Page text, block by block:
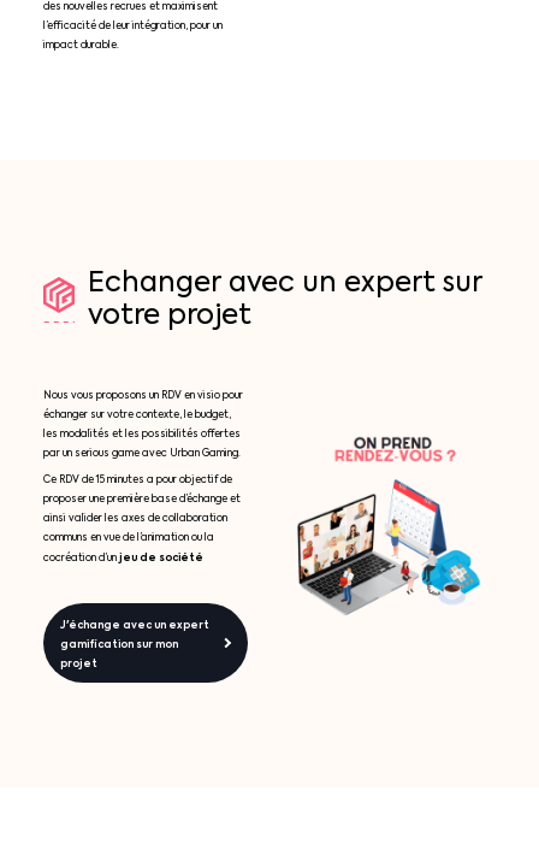
des nouvelles recrues et maximisent
l’efficacité de leur intégration, pour un
impact durable.
Echanger avec un expert sur
votre projet
Nous vous proposons un RDV en visio pour
échanger sur votre contexte, le budget,
les modalités et les possibilités offertes
par un serious game avec Urban Gaming.
Ce RDV de 15 minutes a pour objectif de
proposer une première base d’échange et
ainsi valider les axes de collaboration
communs en vue de l’animation ou la
cocréation d’unjeu de société
J'échange avec un expert
gamification sur mon
projet